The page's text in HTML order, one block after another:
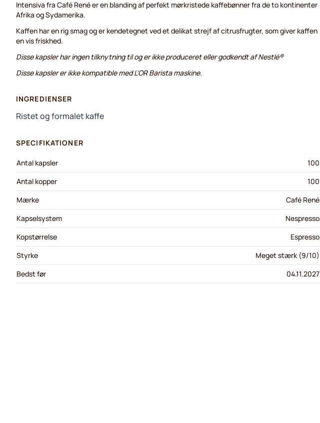
Intensiva fra Café René er en blanding af perfekt mørkristede kaffebønner fra de to kontinenter
Afrika og Sydamerika.
Kaffen har en rig smag og er kendetegnet ved et delikat strejf af citrusfrugter, som giver kaffen
en vis friskhed.
Disse kapsler har ingen tilknytning til og er ikke produceret eller godkendt af Nestlé®
Disse kapsler er ikke kompatible med L'OR Barista maskine.
INGREDIENSER
Ristet og formalet kaffe
SPECIFIKATIONER
Antal kapsler
100
Antal kopper
100
Mærke
Café René
Kapselsystem
Nespresso
Kopstørrelse
Espresso
Styrke
Meget stærk (9/10)
Bedst før
04.11.2027